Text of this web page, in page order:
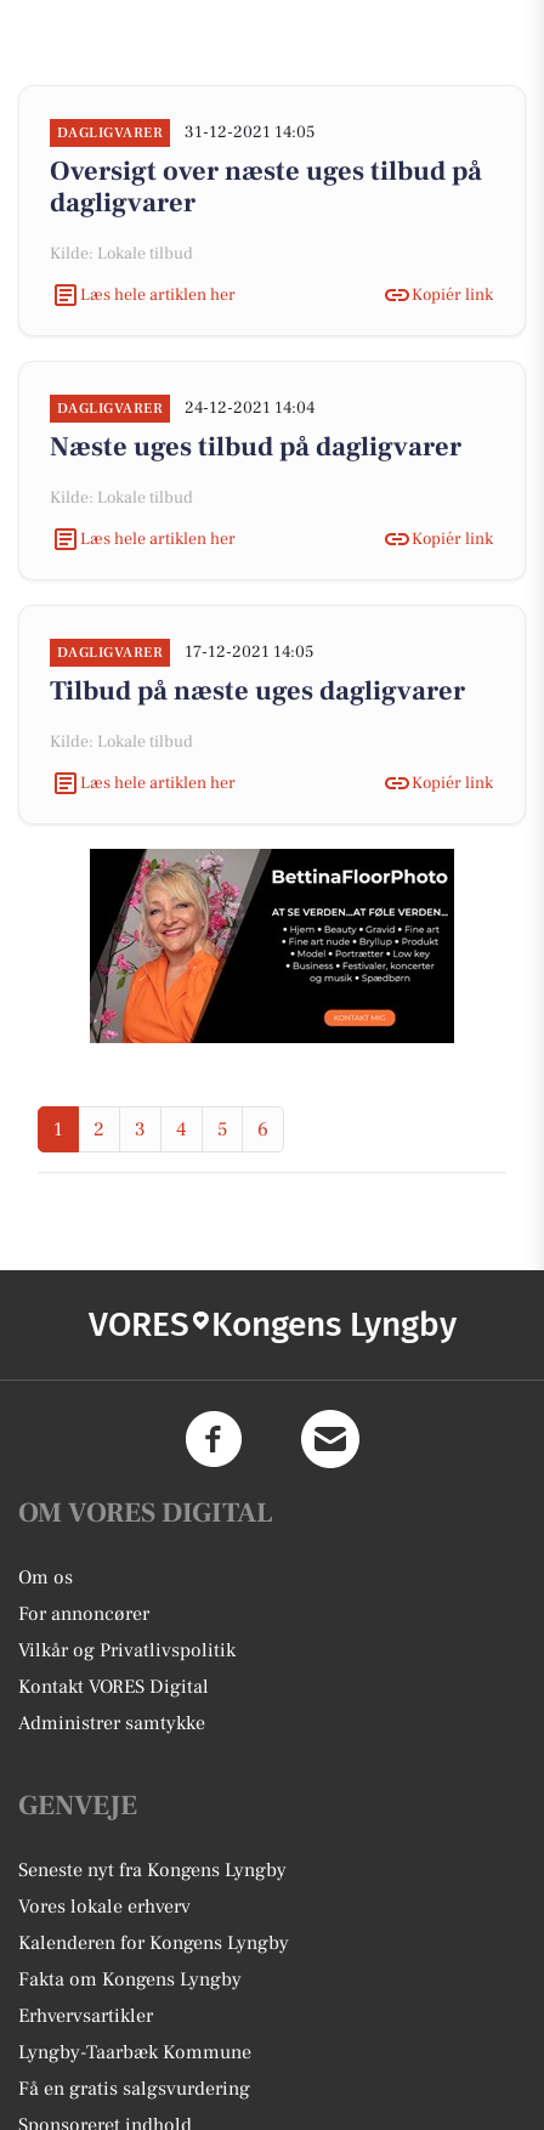
DAGLIGVARER 31-12-2021 14:05
Oversigt over næste uges tilbud på
dagligvarer
Kilde: Lokale tilbud
Læs hele artiklen her
Kopiér link
DAGLIGVARER 24-12-2021 14:04
Næste uges tilbud på dagligvarer
Kilde: Lokale tilbud
Læs hele artiklen her
Kopiér link
DAGLIGVARER 17-12-2021 14:05
Tilbud på næste uges dagligvarer
Kilde: Lokale tilbud
Læs hele artiklen her
Kopiér link
1 2 3 4 5 6
VORES Kongens Lyngby
OM VORES DIGITAL
Om os
For annoncører
Vilkår og Privatlivspolitik
Kontakt VORES Digital
Administrer samtykke
GENVEJE
Seneste nyt fra Kongens Lyngby
Vores lokale erhverv
Kalenderen for Kongens Lyngby
Fakta om Kongens Lyngby
Erhvervsartikler
Lyngby-Taarbæk Kommune
Få en gratis salgsvurdering
Sponsoreret indhold